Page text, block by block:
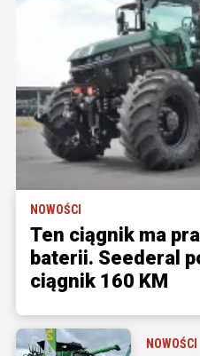
NOWOŚCI
Ten ciągnik ma
baterii. Seederal
ciągnik 160 KM
NOWOŚCI